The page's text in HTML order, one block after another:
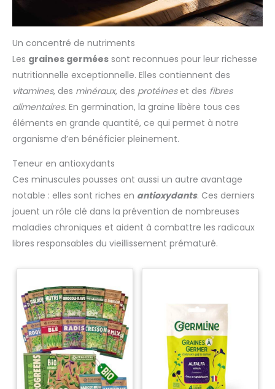
Un concentré de nutriments
Les graines germées sont reconnues pour leur richesse
nutritionnelle exceptionnelle. Elles contiennent des
vitamines, des minéraux, des protéineset des fibres
alimentaires. En germination, la graine libère tous ces
éléments en grande quantité, ce qui permet à notre
organisme d’en bénéficier pleinement.
Teneur en antioxydants
Ces minuscules pousses ont aussi un autre avantage
notable : elles sont riches en antioxydants. Ces derniers
jouent un rôle clé dans la prévention de nombreuses
maladies chroniques et aident à combattre les radicaux
libres responsables du vieillissement prématuré.